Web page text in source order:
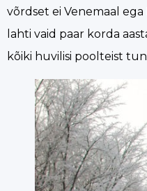
võrdset ei Venemaal
lahti vaid paar korda
kõiki huvilisi poolteist